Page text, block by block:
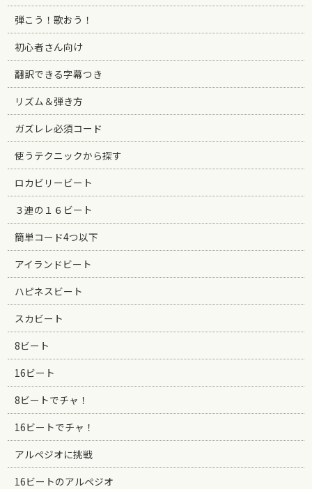
弾こう！歌おう！
初心者さん向け
翻訳できる字幕つき
リズム＆弾き方
ガズレレ必須コード
使うテクニックから探す
ロカビリービート
３連の１６ビート
簡単コード4つ以下
アイランドビート
ハピネスビート
スカビート
8ビート
16ビート
8ビートでチャ！
16ビートでチャ！
アルペジオに挑戦
16ビートのアルペジオ